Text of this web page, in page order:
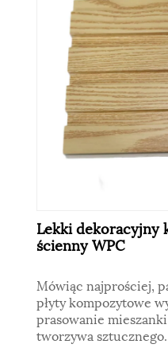
Lekki dekoracyjny
ścienny WPC
Mówiąc najprościej,
płyty kompozytowe
prasowanie
tworzywa